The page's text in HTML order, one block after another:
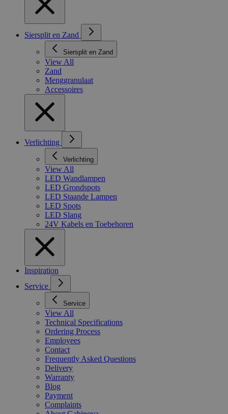
Siersplit en Zand
Siersplit en Zand
View All
Zand
Menggranulaat
Accessoires
Verlichting
Verlichting
View All
LED Wandlampen
LED Grondspots
LED Staande Lampen
LED Spots
LED Slang
24V Kabels en Toebehoren
Inspiration
Service
Service
View All
Technical Specifications
Ordering Process
Employees
Contact
Frequently Asked Questions
Delivery
Warranty
Blog
Payment
Complaints